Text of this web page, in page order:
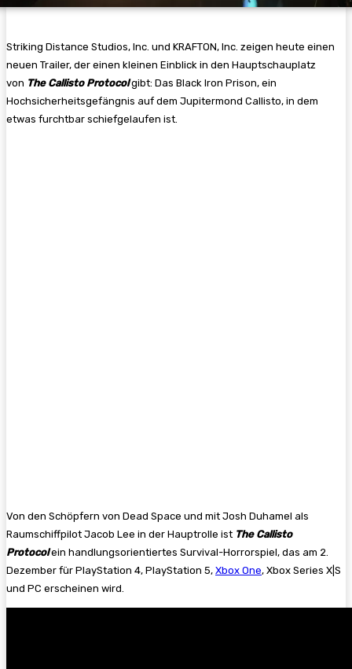
Striking Distance Studios, Inc. und KRAFTON, Inc. zeigen heute einen
neuen Trailer, der einen kleinen Einblick in den Hauptschauplatz
von The Callisto Protocolgibt: Das Black Iron Prison, ein
Hochsicherheitsgefängnis auf dem Jupitermond Callisto, in dem
etwas furchtbar schiefgelaufen ist.
Von den Schöpfern von Dead Space und mit Josh Duhamel als
Raumschiffpilot Jacob Lee in der Hauptrolle ist The Callisto
Protocolein handlungsorientiertes Survival-Horrorspiel, das am 2.
Dezember für PlayStation 4, PlayStation 5, Xbox One, Xbox Series X|S
und PC erscheinen wird.